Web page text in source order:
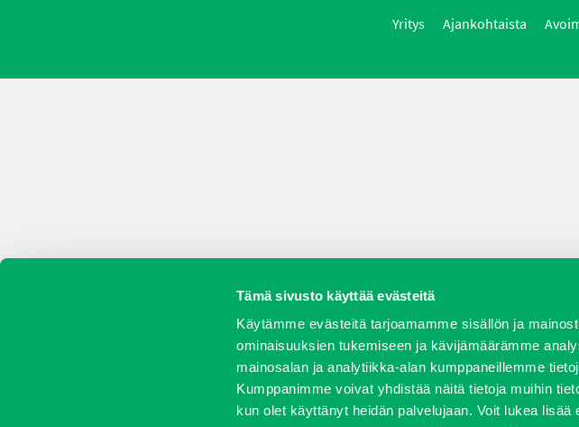
Tämä sivusto käyttää evästeitä
Käytämme evästeitä tarjoamamme sisällön ja
ominaisuuksien tukemiseen ja kävijämäärämme
mainosalan ja analytiikka-alan kumppaneillemme
Kumppanimme voivat yhdistää näitä tietoja muihin
kun olet käyttänyt heidän palvelujaan. Voit lukea
Yritys Ajankohtaista